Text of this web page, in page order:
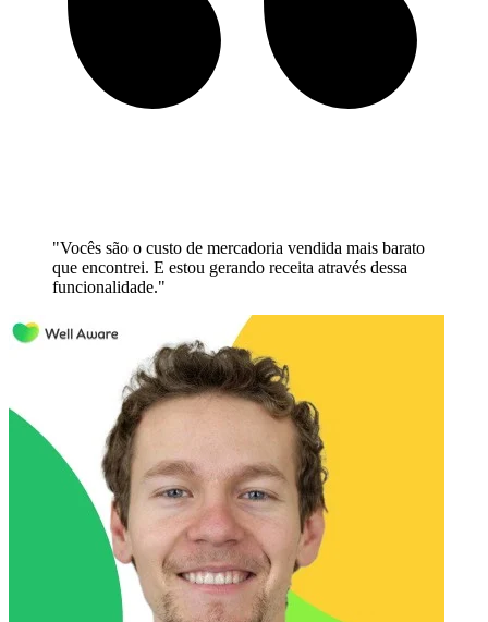
"Vocês são o custo de mercadoria vendida mais barato
que encontrei. E estou gerando receita através dessa
funcionalidade."